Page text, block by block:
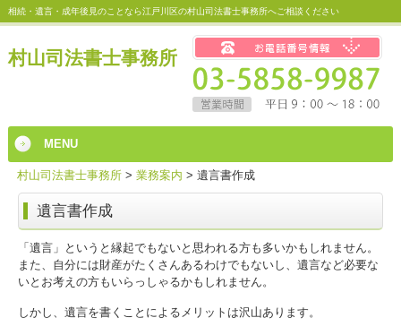
相続・遺言・成年後見のことなら江戸川区の村山司法書士事務所へご相談ください
村山司法書士事務所
MENU
村山司法書士事務所> 業務案内 > 遺言書作成
遺言書作成
「遺言」というと縁起でもないと思われる方も多いかもしれません。
また、自分には財産がたくさんあるわけでもないし、遺言など必要な
いとお考えの方もいらっしゃるかもしれません。
しかし、遺言を書くことによるメリットは沢山あります。